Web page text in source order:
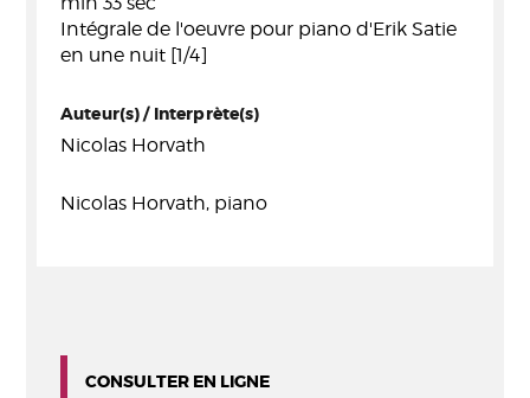
Intégrale de l'oeuvre pour piano d'Erik Satie
en une nuit [1/4]
Auteur(s) / Interprète(s)
Nicolas Horvath
Nicolas Horvath, piano
CONSULTER EN LIGNE